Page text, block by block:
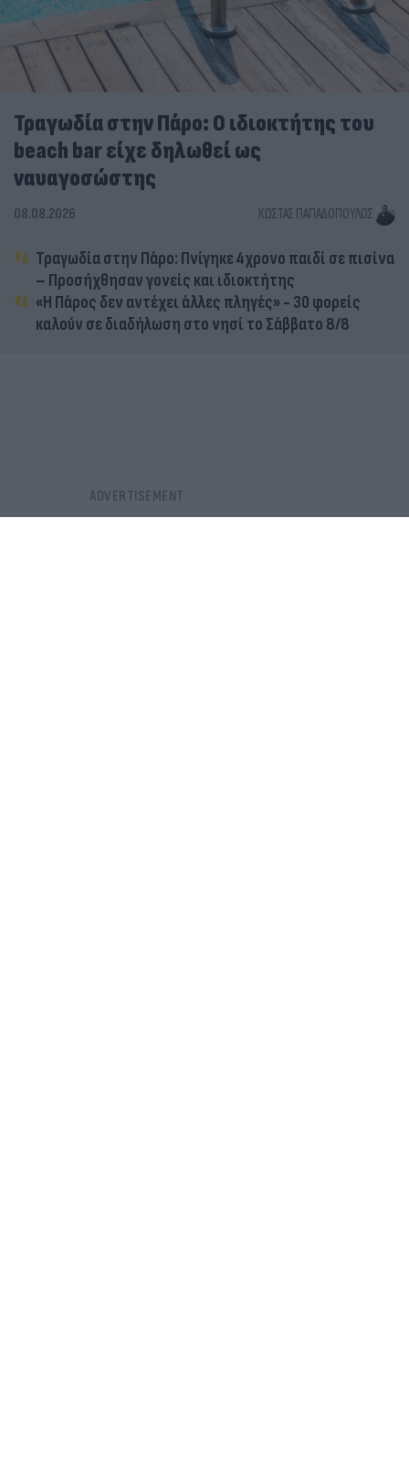
Τραγωδία στην Πάρο: Ο ιδιοκτήτης του
beach bar είχε δηλωθεί ως
ναυαγοσώστης
08.08.2026 ΚΏΣΤΑΣ ΠΑΠΑΔΌΠΟΥΛΟΣ
Τραγωδία στην Πάρο: Πνίγηκε 4χρονο παιδί σε πισίνα
– Προσήχθησαν γονείς και ιδιοκτήτης
«Η Πάρος δεν αντέχει άλλες πληγές» - 30 φορείς
καλούν σε διαδήλωση στο νησί το Σάββατο 8/8